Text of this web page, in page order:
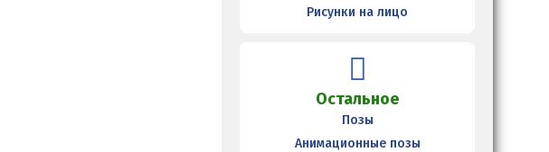
Рисунки на лицо
Остальное
Позы
Анимационные позы